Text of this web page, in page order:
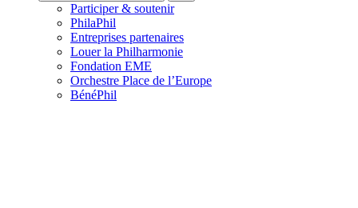
Participer & soutenir
PhilaPhil
Entreprises partenaires
Louer la Philharmonie
Fondation EME
Orchestre Place de l’Europe
BénéPhil